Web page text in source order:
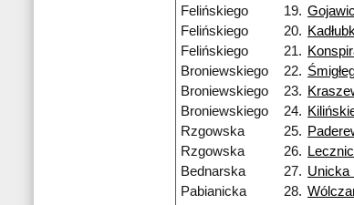
Felińskiego
19.
Felińskiego
20.
Felińskiego
21.
Broniewskiego
22.
Broniewskiego
23.
Broniewskiego
24.
Rzgowska
25.
Rzgowska
26.
Bednarska
27. Unicka
Pabianicka
28.